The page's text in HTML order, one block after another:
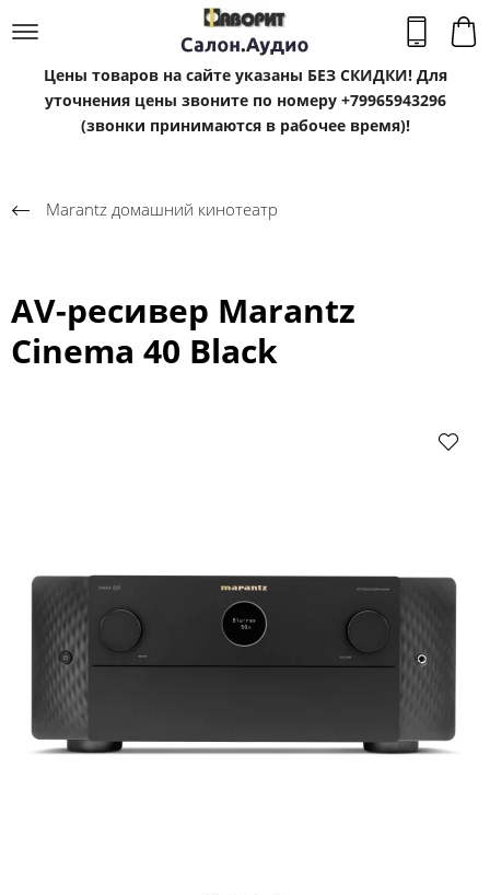
Цены товаров на сайте указаны БЕЗ СКИДКИ! Для
уточнения цены звоните по номеру +79965943296
(звонки принимаются в рабочее время)!
Marantz домашний кинотеатр
AV-ресивер Marantz
Cinema 40 Black